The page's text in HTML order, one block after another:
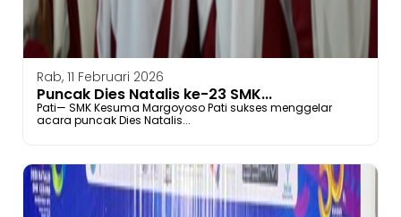
Rab, 11 Februari 2026
Puncak Dies Natalis ke-23 SMK...
Pati— SMK Kesuma Margoyoso Pati sukses menggelar
acara puncak Dies Natalis...